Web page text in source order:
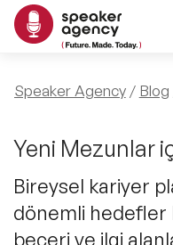
KONUŞMACILAR
Yerel Konuşmacılar
Global
Exclusive
KONULAR
Öne Çıkan
ÇÖZÜMLER
Speaker Agency Blog
Yeni Mezunlar
Bireysel kariyer
dönemli
beceri ve ilgi